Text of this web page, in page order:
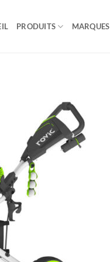
PRODUITS MARQUES